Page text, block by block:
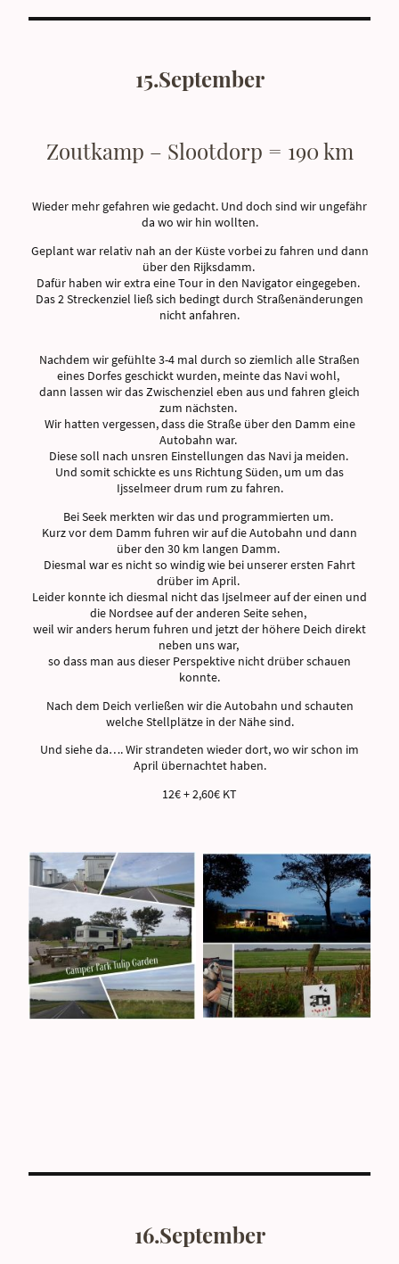
15.September
Zoutkamp – Slootdorp = 190 km
Wieder mehr gefahren wie gedacht. Und doch sind wir ungefähr
da wo wir hin wollten.
Geplant war relativ nah an der Küste vorbei zu fahren und dann
über den Rijksdamm.
Dafür haben wir extra eine Tour in den Navigator eingegeben.
Das 2 Streckenziel ließ sich bedingt durch Straßenänderungen
nicht anfahren.
Nachdem wir gefühlte 3-4 mal durch so ziemlich alle Straßen
eines Dorfes geschickt wurden, meinte das Navi wohl,
dann lassen wir das Zwischenziel eben aus und fahren gleich
zum nächsten.
Wir hatten vergessen, dass die Straße über den Damm eine
Autobahn war.
Diese soll nach unsren Einstellungen das Navi ja meiden.
Und somit schickte es uns Richtung Süden, um um das
Ijsselmeer drum rum zu fahren.
Bei Seek merkten wir das und programmierten um.
Kurz vor dem Damm fuhren wir auf die Autobahn und dann
über den 30 km langen Damm.
Diesmal war es nicht so windig wie bei unserer ersten Fahrt
drüber im April.
Leider konnte ich diesmal nicht das Ijselmeer auf der einen und
die Nordsee auf der anderen Seite sehen,
weil wir anders herum fuhren und jetzt der höhere Deich direkt
neben uns war,
so dass man aus dieser Perspektive nicht drüber schauen
konnte.
Nach dem Deich verließen wir die Autobahn und schauten
welche Stellplätze in der Nähe sind.
Und siehe da…. Wir strandeten wieder dort, wo wir schon im
April übernachtet haben.
12€ + 2,60€ KT
16.September